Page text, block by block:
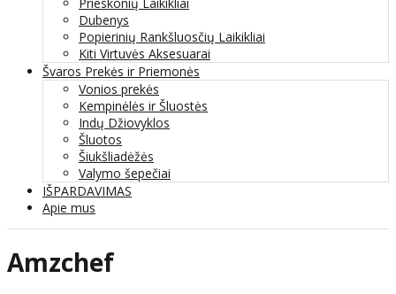
Dubenys
Popierinių Rankšluosčių Laikikliai
Kiti Virtuvės Aksesuarai
Švaros Prekės ir Priemonės
Vonios prekės
Kempinėlės ir Šluostės
Indų Džiovyklos
Šluotos
Šiukšliadėžės
Valymo šepečiai
IŠPARDAVIMAS
Apie mus
Amzchef